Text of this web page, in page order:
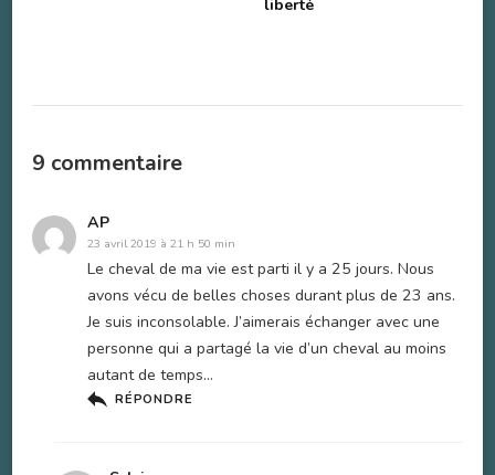
liberté
9 commentaire
AP
23 avril 2019 à 21 h 50 min
Le cheval de ma vie est parti il y a 25 jours. Nous
avons vécu de belles choses durant plus de 23 ans.
Je suis inconsolable. J’aimerais échanger avec une
personne qui a partagé la vie d’un cheval au moins
autant de temps…
RÉPONDRE